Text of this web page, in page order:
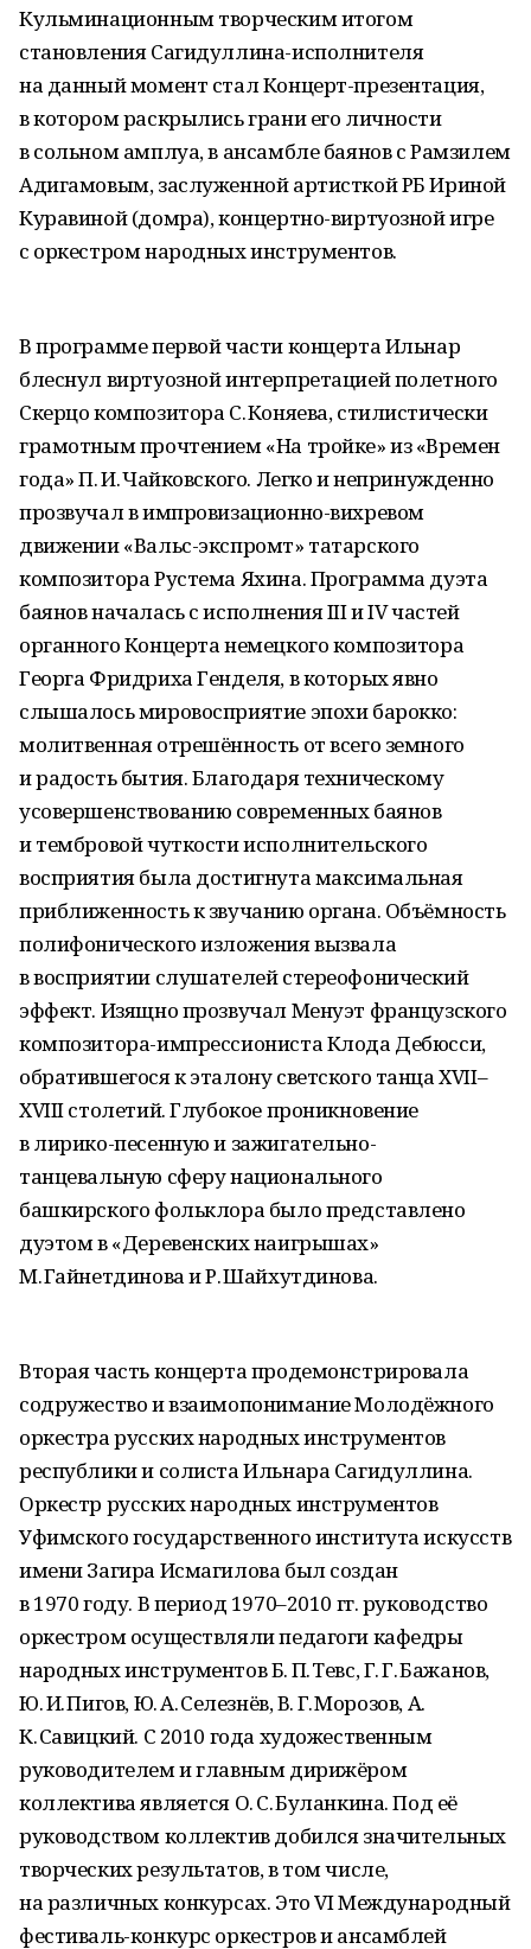
Кульминационным творческим итогом
становления Сагидуллина-исполнителя
на данный момент стал Концерт-презентация,
в котором раскрылись грани его личности
в сольном амплуа, в ансамбле баянов с Рамзилем
Адигамовым, заслуженной артисткой РБ Ириной
Куравиной (домра), концертно-виртуозной игре
с оркестром народных инструментов.
В программе первой части концерта Ильнар
блеснул виртуозной интерпретацией полетного
Скерцо композитора С. Коняева, стилистически
грамотным прочтением «На тройке» из «Времен
года» П. И. Чайковского. Легко и непринужденно
прозвучал в импровизационно-вихревом
движении «Вальс-экспромт» татарского
композитора Рустема Яхина. Программа дуэта
баянов началась с исполнения III и IV частей
органного Концерта немецкого композитора
Георга Фридриха Генделя, в которых явно
слышалось мировосприятие эпохи барокко:
молитвенная отрешённость от всего земного
и радость бытия. Благодаря техническому
усовершенствованию современных баянов
и тембровой чуткости исполнительского
восприятия была достигнута максимальная
приближенность к звучанию органа. Объёмность
полифонического изложения вызвала
в восприятии слушателей стереофонический
эффект. Изящно прозвучал Менуэт французского
композитора-импрессиониста Клода Дебюсси,
обратившегося к эталону светского танца ХVII–
ХVIII столетий. Глубокое проникновение
в лирико-песенную и зажигательно-
танцевальную сферу национального
башкирского фольклора было представлено
дуэтом в «Деревенских наигрышах»
М. Гайнетдинова и Р. Шайхутдинова.
Вторая часть концерта продемонстрировала
содружество и взаимопонимание Молодёжного
оркестра русских народных инструментов
республики и солиста Ильнара Сагидуллина.
Оркестр русских народных инструментов
Уфимского государственного института искусств
имени Загира Исмагилова был создан
в 1970 году. В период 1970–2010 гг. руководство
оркестром осуществляли педагоги кафедры
народных инструментов Б. П. Тевс, Г. Г. Бажанов,
Ю. И. Пигов, Ю. А. Селезнёв, В. Г. Морозов, А.
К. Савицкий. С 2010 года художественным
руководителем и главным дирижёром
коллектива является О. С. Буланкина. Под её
руководством коллектив добился значительных
творческих результатов, в том числе,
на различных конкурсах. Это VI Международный
фестиваль-конкурс оркестров и ансамблей